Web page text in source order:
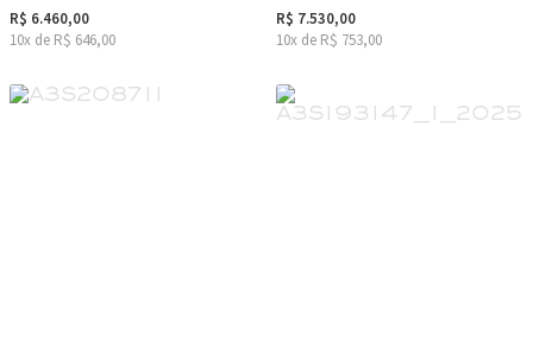
R$ 6.460,00
10x de R$ 646,00
R$ 7.530,00
10x de R$ 753,00